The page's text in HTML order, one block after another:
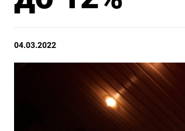
04.03.2022